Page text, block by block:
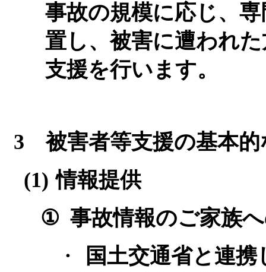
事故の規模に応じ、
置し、被害に遭われ
支援を行います。
3 被害者等支援の基本的
(1) 情報提供
① 事故情報のご家族
・
国土交通省と連